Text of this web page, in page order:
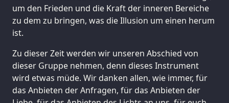
um den Frieden und die Kraft der inneren Bereiche
zu dem zu bringen, was die Illusion um einen herum
ist.
Zu dieser Zeit werden wir unseren Abschied von
dieser Gruppe nehmen, denn dieses Instrument
wird etwas müde. Wir danken allen, wie immer, für
das Anbieten der Anfragen, für das Anbieten der